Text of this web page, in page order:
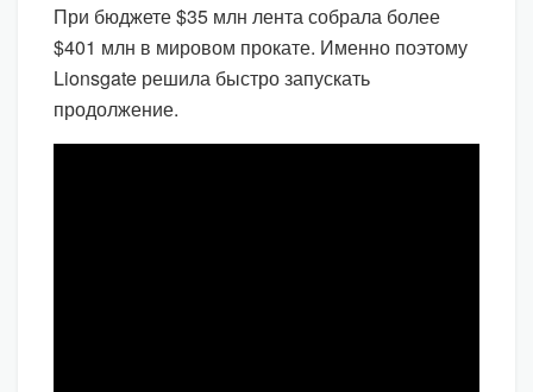
При бюджете $35 млн лента собрала более
$401 млн в мировом прокате. Именно поэтому
Lionsgate решила быстро запускать
продолжение.